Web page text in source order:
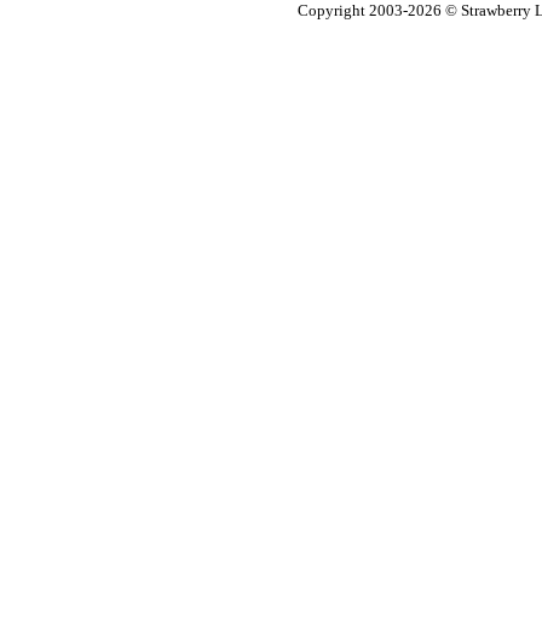
Copyright 2003-2026 © Strawberry